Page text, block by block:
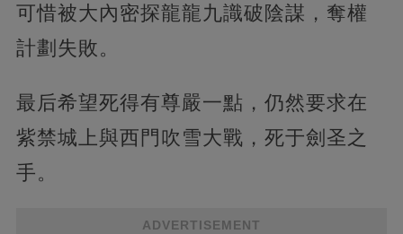
可惜被大內密探龍龍九識破陰謀，奪權
計劃失敗。
最后希望死得有尊嚴一點，仍然要求在
紫禁城上與西門吹雪大戰，死于劍圣之
手。
ADVERTISEMENT